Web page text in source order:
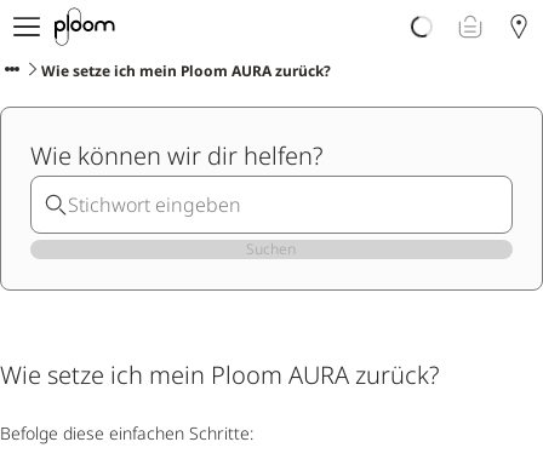
Über Ploom
Shop
Club
Support
Sorten Check
Wichtige Hinweise
Wie setze ich mein Ploom AURA zurück?
Wie können wir dir helfen?
Suchen
Wie setze ich mein Ploom AURA zurück?
Befolge diese einfachen Schritte: